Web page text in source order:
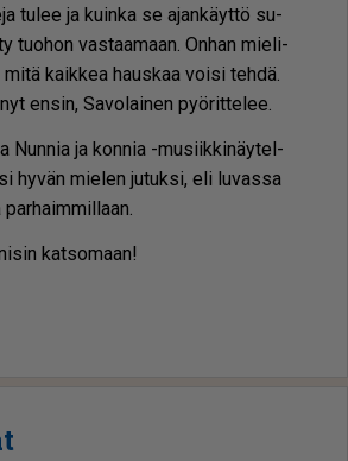
tu­lee ja kuin­ka se ajan­käyt­tö su­
tuo­hon vas­taa­maan. On­han mie­li­
kaik­kea haus­kaa voi­si teh­dä.
en­sin, Sa­vo­lai­nen pyö­rit­te­lee.
Nun­nia ja kon­nia -mu­siik­ki­näy­tel­
hy­vän mie­len ju­tuk­si, eli lu­vas­sa
kat­so­maan!